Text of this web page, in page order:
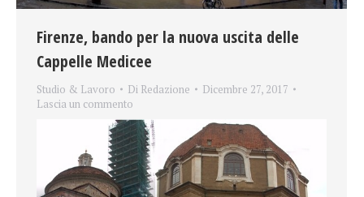
Firenze, bando per la nuova uscita delle
Cappelle Medicee
Studio & Lavoro Di Redazione
Dicembre 27, 2017
Lascia un commento